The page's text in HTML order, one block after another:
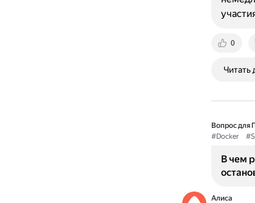
0
Читать
Вопрос для
#Docker
В чем
Алиса